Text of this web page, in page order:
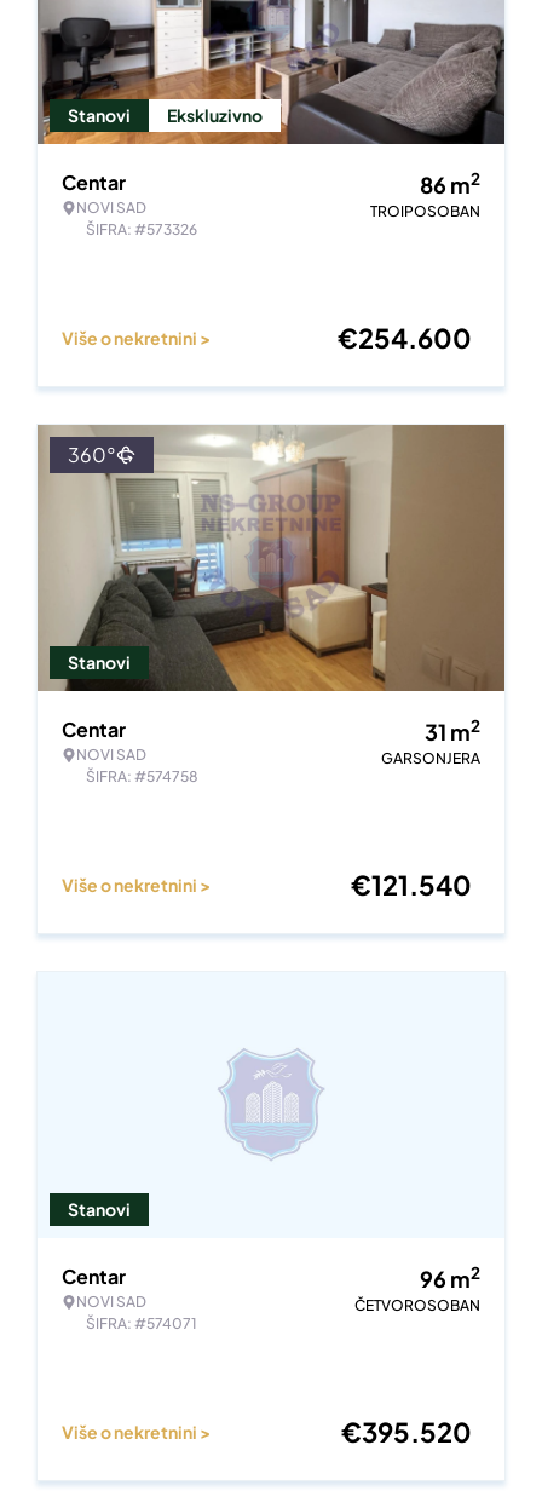
Stanovi Ekskluzivno
Centar
NOVI SAD
ŠIFRA: #573326
86 m2
TROIPOSOBAN
Više o nekretnini > €254.600
Stanovi
360°
Centar
NOVI SAD
ŠIFRA: #574758
31 m2
GARSONJERA
Više o nekretnini > €121.540
Stanovi
Centar
NOVI SAD
ŠIFRA: #574071
96 m2
ČETVOROSOBAN
Više o nekretnini > €395.520